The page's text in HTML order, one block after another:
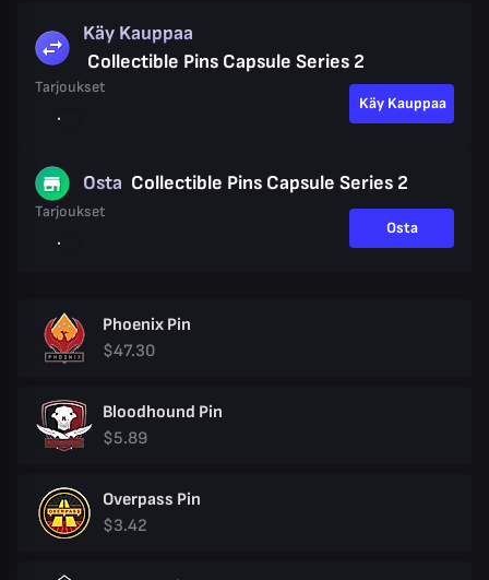
Käy Kauppaa
Collectible Pins Capsule Series 2
Tarjoukset
Käy Kauppaa
Osta Collectible Pins Capsule Series 2
Tarjoukset
Osta
Phoenix Pin
$47.30
Bloodhound Pin
$5.89
Overpass Pin
$3.42